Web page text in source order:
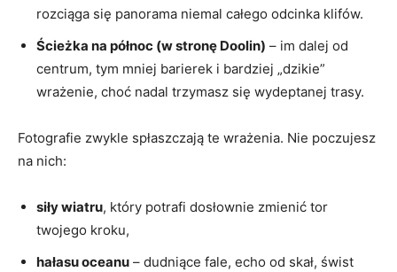
rozciąga się panorama niemal całego odcinka klifów.
Ścieżka na północ (w stronę Doolin) – im dalej od
centrum, tym mniej barierek i bardziej „dzikie”
wrażenie, choć nadal trzymasz się wydeptanej trasy.
Fotografie zwykle spłaszczają te wrażenia. Nie poczujesz
na nich:
siły wiatru, który potrafi dosłownie zmienić tor
twojego kroku,
hałasu oceanu – dudniące fale, echo od skał, świst